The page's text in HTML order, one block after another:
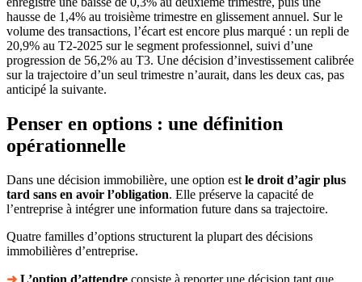
hausse de 1,4% au troisième trimestre en glissement annuel. Sur le
volume des transactions, l’écart est encore plus marqué : un repli de
20,9% au T2-2025 sur le segment professionnel, suivi d’une
progression de 56,2% au T3. Une décision d’investissement calibrée
sur la trajectoire d’un seul trimestre n’aurait, dans les deux cas, pas
anticipé la suivante.
Penser en options : une définition
opérationnelle
Dans une décision immobilière, une option est le droit d’agir plus
tard sans en avoir l’obligation. Elle préserve la capacité de
l’entreprise à intégrer une information future dans sa trajectoire.
Quatre familles d’options structurent la plupart des décisions
immobilières d’entreprise.
➜ L’option d’attendre consiste à reporter une décision tant que